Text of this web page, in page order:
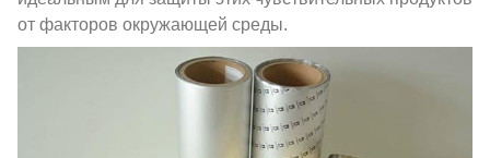
от факторов окружающей среды.